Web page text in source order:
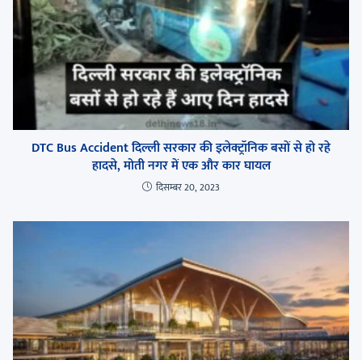
DTC Bus Accident दिल्ली सरकार की इलेक्ट्रॉनिक बसों से हो रहे
हादसे, मोती नगर में एक और कार घायल
दिसम्बर 20, 2023